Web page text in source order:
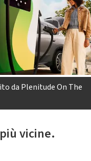
da Plenitude On The
vicine.